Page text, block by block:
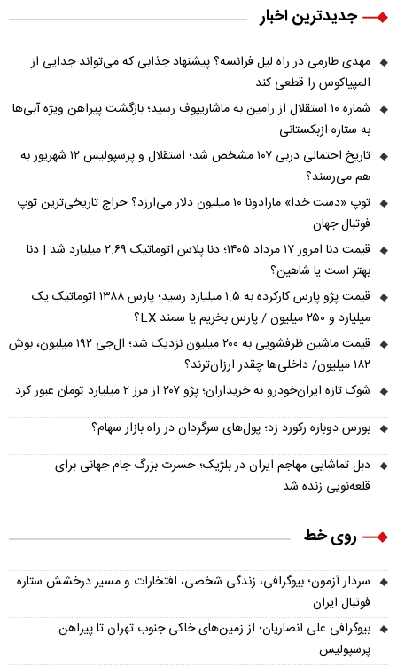
جدیدترین اخبار
مهدی طارمی در راه لیل فرانسه؟ پیشنهاد جذابی که می‌تواند جدایی از
المپیاکوس را قطعی کند
شماره ۱۰ استقلال از رامین به ماشاریپوف رسید؛ بازگشت پیراهن ویژه آبی‌ها
به ستاره ازبکستانی
تاریخ احتمالی دربی ۱۰۷ مشخص شد؛ استقلال و پرسپولیس ۱۲ شهریور به
هم می‌رسند؟
توپ «دست خدا» مارادونا ۱۰ میلیون دلار می‌ارزد؟ حراج تاریخی‌ترین توپ
فوتبال جهان
قیمت دنا امروز ۱۷ مرداد ۱۴۰۵؛ دنا پلاس اتوماتیک ۲.۶۹ میلیارد شد | دنا
بهتر است یا شاهین؟
قیمت پژو پارس کارکرده به ۱.۵ میلیارد رسید؛ پارس ۱۳۸۸ اتوماتیک یک
میلیارد و ۲۵۰ میلیون / پارس بخریم یا سمند LX؟
قیمت ماشین ظرفشویی به ۲۰۰ میلیون نزدیک شد؛ ال‌جی ۱۹۲ میلیون، بوش
۱۸۲ میلیون/ داخلی‌ها چقدر ارزان‌ترند؟
شوک تازه ایران‌خودرو به خریداران؛ پژو ۲۰۷ از مرز ۲ میلیارد تومان عبور کرد
بورس دوباره رکورد زد؛ پول‌های سرگردان در راه بازار سهام؟
دبل تماشایی مهاجم ایران در بلژیک؛ حسرت بزرگ جام جهانی برای
قلعه‌نویی زنده شد
روی خط
سردار آزمون؛ بیوگرافی، زندگی شخصی، افتخارات و مسیر درخشش ستاره
فوتبال ایران
بیوگرافی علی انصاریان؛ از زمین‌های خاکی جنوب تهران تا پیراهن
پرسپولیس